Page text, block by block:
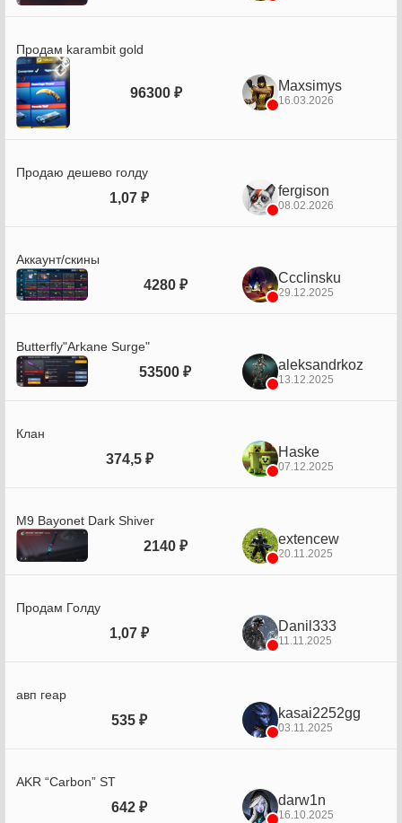
Продам karambit gold
96300 ₽ Maxsimys
16.03.2026
Продаю дешево голду
1,07 ₽ fergison
08.02.2026
Аккаунт/скины
4280 ₽ Ccclinsku
29.12.2025
Butterfly"Arkane Surge"
53500 ₽ aleksandrkoz
13.12.2025
Клан
374,5 ₽ Haske
07.12.2025
М9 Bayonet Dark Shiver
2140 ₽ extencew
20.11.2025
Продам Голду
1,07 ₽ Danil333
11.11.2025
авп геар
535 ₽ kasai2252gg
03.11.2025
AKR “Carbon” ST
642 ₽ darw1n
16.10.2025